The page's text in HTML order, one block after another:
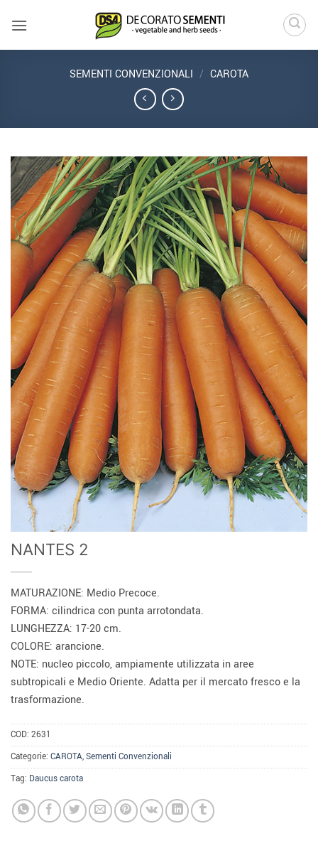
SEMENTI CONVENZIONALI / CAROTA
NANTES 2
MATURAZIONE: Medio Precoce.
FORMA: cilindrica con punta arrotondata.
LUNGHEZZA: 17-20 cm.
COLORE: arancione.
NOTE: nucleo piccolo, ampiamente utilizzata in aree
subtropicali e Medio Oriente. Adatta per il mercato fresco e la
trasformazione.
COD: 2631
Categorie: CAROTA,Sementi Convenzionali
Tag: Daucus carota